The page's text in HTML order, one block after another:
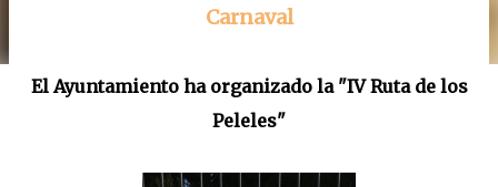
Carnaval
El Ayuntamiento ha organizado la "IV Ruta de los
Peleles"